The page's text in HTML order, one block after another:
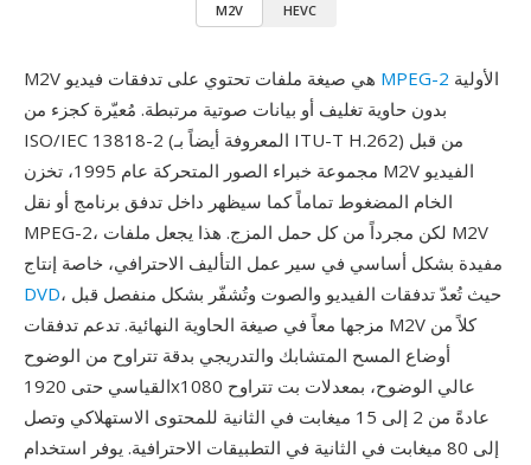
M2V HEVC
MPEG-2
بدون حاوية تغليف أو بيانات صوتية مرتبطة. مُعيّرة كجزء من
ISO/IEC 13818-2 (المعروفة أيضاً بـ ITU-T H.262) من قبل
مجموعة خبراء الصور المتحركة عام 1995، تخزن M2V الفيديو
الخام المضغوط تماماً كما سيظهر داخل تدفق برنامج أو نقل
MPEG-2، لكن مجرداً من كل حمل المزج. هذا يجعل ملفات M2V
مفيدة بشكل أساسي في سير عمل التأليف الاحترافي، خاصة إنتاج
DVD، حيث تُعدّ تدفقات الفيديو والصوت وتُشفّر بشكل منفصل قبل
مزجها معاً في صيغة الحاوية النهائية. تدعم تدفقات M2V كلاً من
أوضاع المسح المتشابك والتدريجي بدقة تتراوح من الوضوح
القياسي حتى 1920x1080 عالي الوضوح، بمعدلات بت تتراوح
عادةً من 2 إلى 15 ميغابت في الثانية للمحتوى الاستهلاكي وتصل
إلى 80 ميغابت في الثانية في التطبيقات الاحترافية. يوفر استخدام